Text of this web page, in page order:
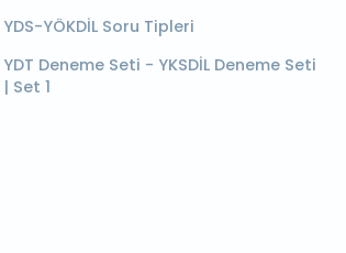
YDS-YÖKDİL Soru Tipleri
YDT Deneme Seti - YKSDİL Deneme Seti
| Set 1